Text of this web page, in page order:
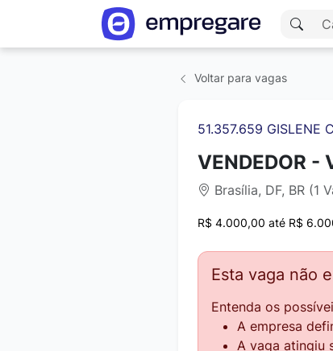
Voltar para vagas
51.357.659 GISLENE
VENDEDOR -
Brasília, DF, BR (1
R$ 4.000,00 até R$
Esta vaga não
Entenda os
A empresa
A vaga atingiu